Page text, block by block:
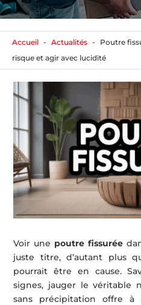
Accueil Actualités
Poutre
risque et agir avec lucidité
Voir une poutre fissurée
juste titre, d’autant plus
pourrait être en cause.
signes, jauger le véritable
sans précipitation offre à